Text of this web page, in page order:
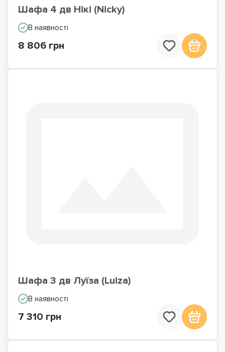
Шафа 4 дв Нікі (Nicky)
В наявності
8 806 грн
Шафа 3 дв Луїза (Luiza)
В наявності
7 310 грн